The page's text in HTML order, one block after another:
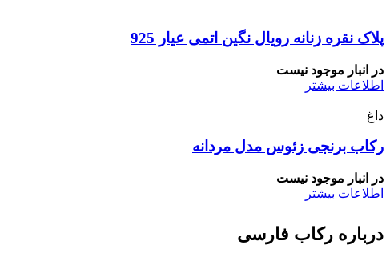
پلاک نقره زنانه رویال نگین اتمی عیار 925
در انبار موجود نیست
اطلاعات بیشتر
داغ
رکاب برنجی زئوس مدل مردانه
در انبار موجود نیست
اطلاعات بیشتر
درباره رکاب فارسی